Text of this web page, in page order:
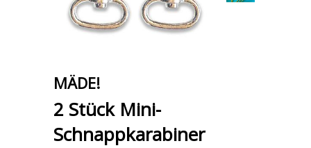
MÄDE!
2 Stück Mini-
Schnappkarabiner